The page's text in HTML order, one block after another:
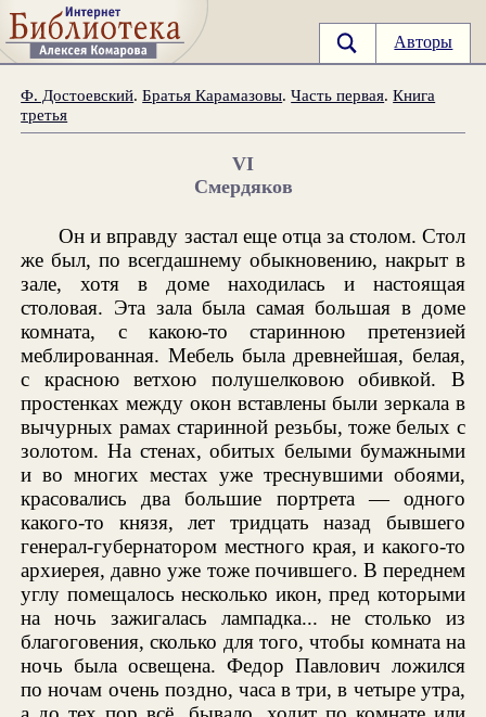
Авторы
Ф. Достоевский.Братья Карамазовы.Часть первая.Книга
третья
VI
Смердяков
Он и вправду застал еще отца за столом. Стол
же был, по всегдашнему обыкновению, накрыт в
зале, хотя в доме находилась и настоящая
столовая. Эта зала была самая большая в доме
комната, с какою-то старинною претензией
меблированная. Мебель была древнейшая, белая,
с красною ветхою полушелковою обивкой. В
простенках между окон вставлены были зеркала в
вычурных рамах старинной резьбы, тоже белых с
золотом. На стенах, обитых белыми бумажными
и во многих местах уже треснувшими обоями,
красовались два большие портрета — одного
какого-то князя, лет тридцать назад бывшего
генерал-губернатором местного края, и какого-то
архиерея, давно уже тоже почившего. В переднем
углу помещалось несколько икон, пред которыми
на ночь зажигалась лампадка... не столько из
благоговения, сколько для того, чтобы комната на
ночь была освещена. Федор Павлович ложился
по ночам очень поздно, часа в три, в четыре утра,